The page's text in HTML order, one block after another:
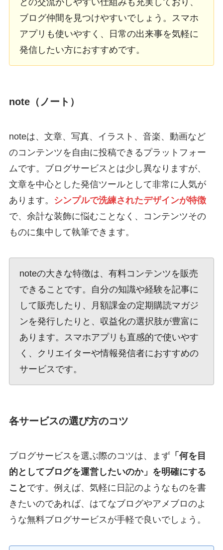
ブログ仲間を見つけやすいでしょう。スマホ
アプリも使いやすく、日常の出来事を気軽に
発信したい方におすすめです。
note（ノート）
noteは、文章、写真、イラスト、音楽、動画など
のコンテンツを自由に投稿できるプラットフォー
ムです。ブログサービスとは少し異なりますが、
文章を中心とした発信ツールとして非常に人気が
あります。
シンプルで洗練されたデザインが特徴
で、余計な装飾に悩むことなく、コンテンツその
ものに集中して執筆できます。
noteの大きな特徴は、有料コンテンツを販売
できることです。自分の知識や経験を記事に
して販売したり、月額課金の定期購読マガジ
ンを発行したりと、収益化の選択肢が豊富に
あります。スマホアプリも直感的で使いやす
く、クリエイターや情報発信者におすすめの
サービスです。
各サービスの選び方のコツ
ブログサービスを選ぶ際のコツは、まず「何を目
的としてブログを運営したいのか」を明確にする
こと です。例えば、気軽に日記のようなものを書
きたいのであれば、はてなブログやアメブロのよ
うな無料ブログサービスが手軽で良いでしょう。